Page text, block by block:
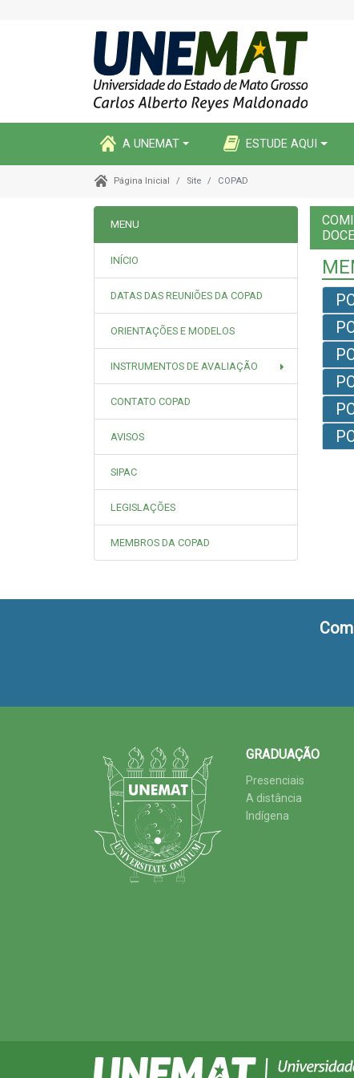
A UNEMAT ESTUDE AQUI
Página Inicial Site COPAD
MENU
INÍCIO
DATAS DAS REUNIÕES DA COPAD
ORIENTAÇÕES E MODELOS
INSTRUMENTOS DE AVALIAÇÃO
CONTATO COPAD
AVISOS
SIPAC
LEGISLAÇÕES
MEMBROS DA COPAD
GRADUAÇÃO
Presenciais
A distância
Indígena